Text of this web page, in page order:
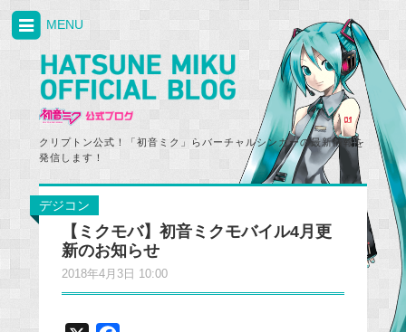
クリプトン公式！「初音ミク」らバーチャルシンガーの最新情報を
発信します！
MENU
デジコン
【ミクモバ】初音ミクモバイル4月更
新のお知らせ
2018年4月3日 10:00